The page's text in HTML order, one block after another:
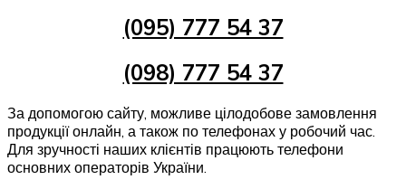
(095) 777 54 37
(098) 777 54 37
За допомогою сайту, можливе цілодобове замовлення
продукції онлайн, а також по телефонах у робочий час.
Для зручності наших клієнтів працюють телефони
основних операторів України.